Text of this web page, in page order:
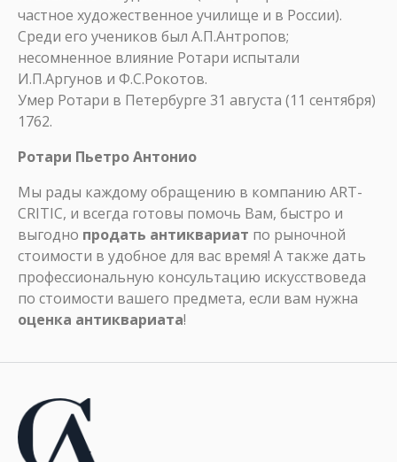
частное художественное училище и в России).
Среди его учеников был А.П.Антропов;
несомненное влияние Ротари испытали
И.П.Аргунов и Ф.С.Рокотов.
Умер Ротари в Петербурге 31 августа (11 сентября)
1762.
Ротари Пьетро Антонио
Мы рады каждому обращению в компанию ART-
CRITIC, и всегда готовы помочь Вам, быстро и
выгодно продать антиквариат по рыночной
стоимости в удобное для вас время! А также дать
профессиональную консультацию искусствоведа
по стоимости вашего предмета, если вам нужна
оценка антиквариата!